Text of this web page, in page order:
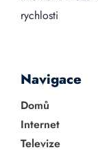
rychlosti
Navigace
Domů
Internet
Televize